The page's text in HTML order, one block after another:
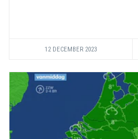
12 DECEMBER 2023